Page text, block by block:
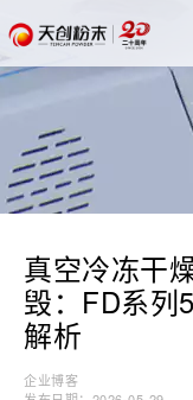
真空冷冻干
毁：FD系列
解析
企业博客